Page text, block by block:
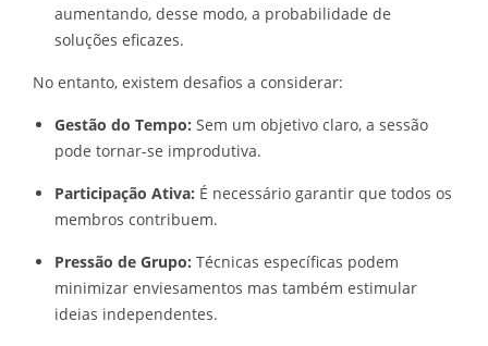
aumentando, desse modo, a probabilidade de
soluções eficazes.
No entanto, existem desafios a considerar:
Gestão do Tempo: Sem um objetivo claro, a sessão
pode tornar-se improdutiva.
Participação Ativa: É necessário garantir que todos os
membros contribuem.
Pressão de Grupo: Técnicas específicas podem
minimizar enviesamentos mas também estimular
ideias independentes.